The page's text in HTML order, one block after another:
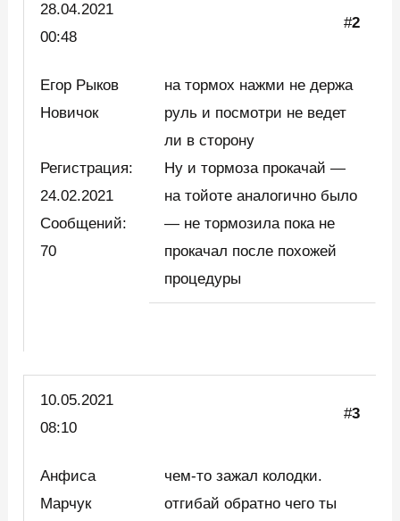
28.04.2021
00:48
#2
Егор Рыков
Новичок
Регистрация:
24.02.2021
Сообщений:
70
на тормох нажми не держа
руль и посмотри не ведет
ли в сторону
Ну и тормоза прокачай —
на тойоте аналогично было
— не тормозила пока не
прокачал после похожей
процедуры
10.05.2021
08:10
#3
Анфиса
Марчук
чем-то зажал колодки.
отгибай обратно чего ты